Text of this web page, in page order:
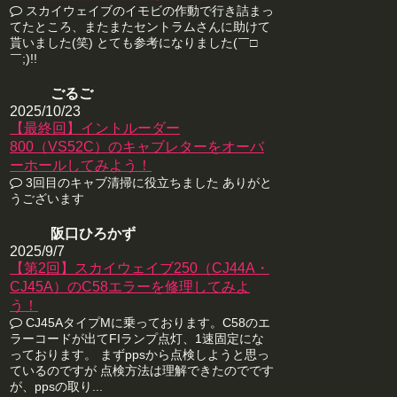
スカイウェイブのイモビの作動で行き詰まっ
てたところ、またまたセントラムさんに助けて
貰いました(笑) とても参考になりました(￣□
￣;)!!
ごるご
2025/10/23
【最終回】イントルーダー
800（VS52C）のキャブレターをオーバ
ーホールしてみよう！
3回目のキャブ清掃に役立ちました ありがと
うございます
阪口ひろかず
2025/9/7
【第2回】スカイウェイブ250（CJ44A・
CJ45A）のC58エラーを修理してみよ
う！
CJ45AタイプMに乗っております。C58のエ
ラーコードが出てFIランプ点灯、1速固定にな
っております。 まずppsから点検しようと思っ
ているのですが 点検方法は理解できたのでです
が、ppsの取り...